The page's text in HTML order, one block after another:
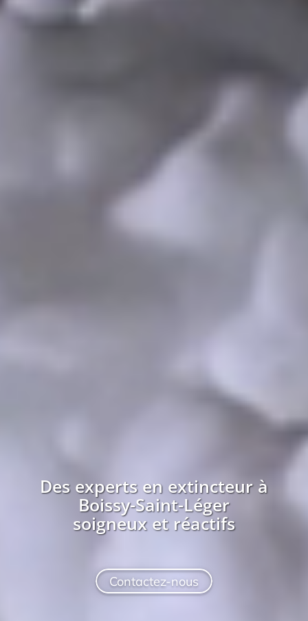
Des experts en extincteur à
Boissy-Saint-Léger
soigneux et réactifs
Contactez-nous